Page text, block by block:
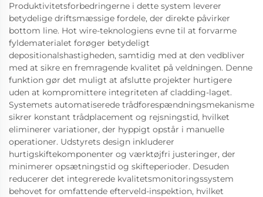
Produktivitetsforbedringerne i dette system leverer
betydelige driftsmæssige fordele, der direkte påvirker
bottom line. Hot wire-teknologiens evne til at forvarme
fyldematerialet forøger betydeligt
depositionalshastigheden, samtidig med at den vedbliver
med at sikre en fremragende kvalitet på veldningen. Denne
funktion gør det muligt at afslutte projekter hurtigere
uden at kompromittere integriteten af cladding-laget.
Systemets automatiserede trådforespændningsmekanisme
sikrer konstant trådplacement og rejsningstid, hvilket
eliminerer variationer, der hyppigt opstår i manuelle
operationer. Udstyrets design inkluderer
hurtigskiftekomponenter og værktøjfri justeringer, der
minimerer opsætningstid og skifteperioder. Desuden
reducerer det integrerede kvalitetsmonitoringssystem
behovet for omfattende efterveld-inspektion, hvilket